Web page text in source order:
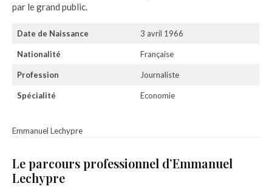
par le grand public.
Date de Naissance 3 avril 1966
Nationalité Française
Profession Journaliste
Spécialité Economie
Emmanuel Lechypre
Le parcours professionnel d’Emmanuel
Lechypre